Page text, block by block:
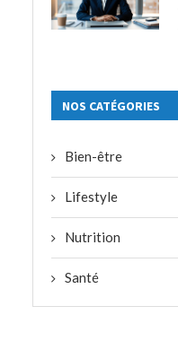
NOS CATÉGORIES
Bien-être
Lifestyle
Nutrition
Santé